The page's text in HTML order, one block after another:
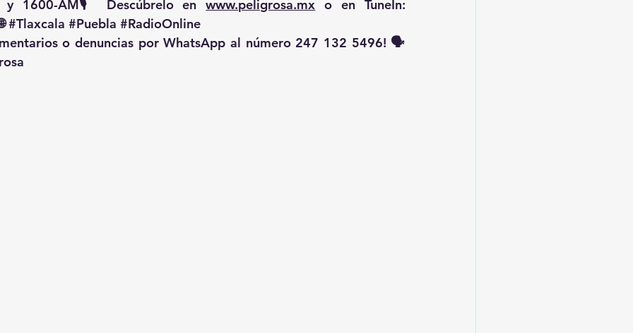
1600-AM🎙️ Descúbrelo en www.peligrosa.mx
#Tlaxcala #Puebla #RadioOnline
o denuncias por WhatsApp al número 247 132 5496! 🗣️